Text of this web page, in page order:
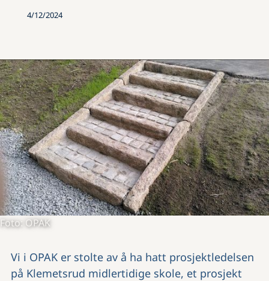
4/12/2024
Foto: OPAK
Vi i OPAK er stolte av å ha hatt prosjektledelsen
på Klemetsrud midlertidige skole, et prosjekt